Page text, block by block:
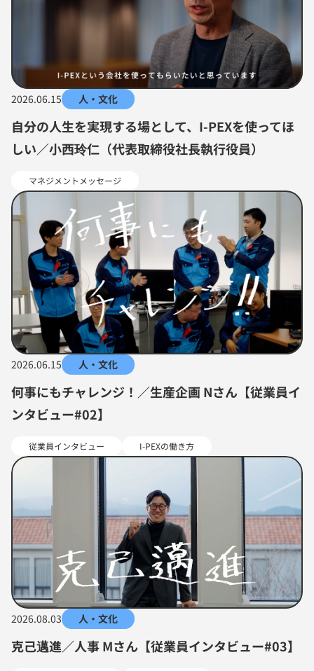
2026.06.15 人・文化
自分の人生を実現する場として、I-PEXを使ってほ
しい／小西玲仁（代表取締役社長執行役員）
マネジメントメッセージ
2026.06.15 人・文化
何事にもチャレンジ！／生産企画 Nさん【従業員イ
ンタビュー#02】
従業員インタビュー I-PEXの働き方
2026.08.03 人・文化
克己邁進／人事 Mさん【従業員インタビュー#03】